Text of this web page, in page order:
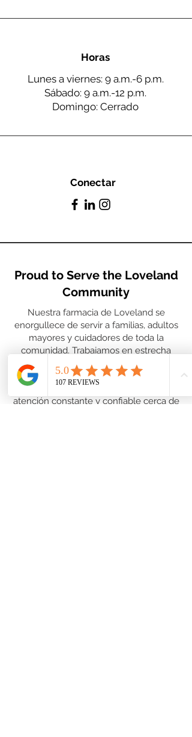
Horas
Lunes a viernes: 9 a.m.-6 p.m.
Sábado: 9 a.m.-12 p.m.
Domingo: Cerrado
Conectar
Proud to Serve the Loveland
Community
Nuestra farmacia de Loveland se
enorgullece de servir a familias, adultos
mayores y cuidadores de toda la
comunidad. Trabajamos en estrecha
colaboración con proveedores locales y
apoyamos a pacientes de barrios y
escuelas aledañas, garantizando una
atención constante y confiable cerca de